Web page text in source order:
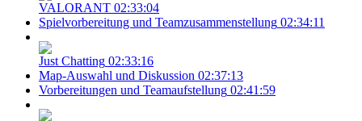
VALORANT 02:33:04
Spielvorbereitung und Teamzusammenstellung 02:34:11
Just Chatting 02:33:16
Map-Auswahl und Diskussion 02:37:13
Vorbereitungen und Teamaufstellung 02:41:59